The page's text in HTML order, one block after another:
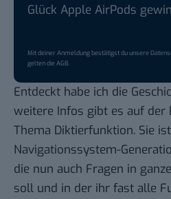
Glück Apple AirPods
Mit deiner Anmeldung bestätigst du unsere
gelten dieAGB.
Entdeckt habe ich die
weitere Infos gibt es auf der
Thema Diktierfunktion. Sie
Navigationssystem-
die nun auch Fragen in
soll und in der ihr fast alle